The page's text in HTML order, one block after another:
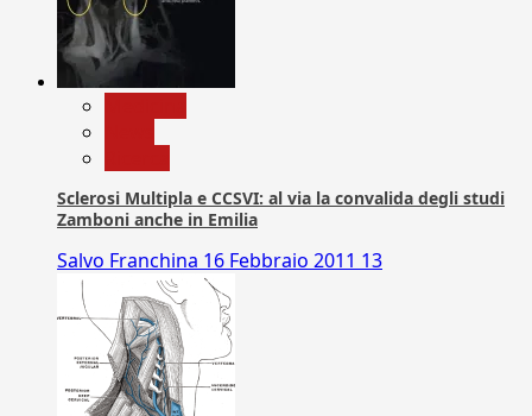
Sclerosi Multipla e CCSVI: al via la convalida degli studi
Zamboni anche in Emilia
Salvo Franchina 16 Febbraio 2011 13